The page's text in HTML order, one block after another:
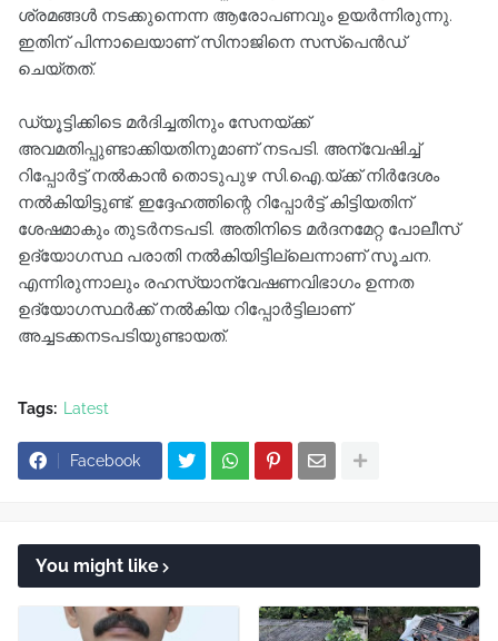
ശ്രമങ്ങൾ നടക്കുന്നെന്ന ആരോപണവും ഉയർന്നിരുന്നു.
ഇതിന് പിന്നാലെയാണ് സിനാജിനെ സസ്പെൻഡ്
ചെയ്തത്.
ഡ്യൂട്ടിക്കിടെ മർദിച്ചതിനും സേനയ്ക്ക്
അവമതിപ്പുണ്ടാക്കിയതിനുമാണ് നടപടി. അന്വേഷിച്ച്
റിപ്പോർട്ട് നൽകാൻ തൊടുപുഴ സി.ഐ.യ്ക്ക് നിർദേശം
നൽകിയിട്ടുണ്ട്. ഇദ്ദേഹത്തിന്റെ റിപ്പോർട്ട് കിട്ടിയതിന്
ശേഷമാകും തുടർനടപടി. അതിനിടെ മർദനമേറ്റ പോലീസ്
ഉദ്യോഗസ്ഥ പരാതി നൽകിയിട്ടില്ലെന്നാണ് സൂചന.
എന്നിരുന്നാലും രഹസ്യാന്വേഷണവിഭാഗം ഉന്നത
ഉദ്യോഗസ്ഥർക്ക് നൽകിയ റിപ്പോർട്ടിലാണ്
അച്ചടക്കനടപടിയുണ്ടായത്.
Tags: Latest
Facebook
You might like